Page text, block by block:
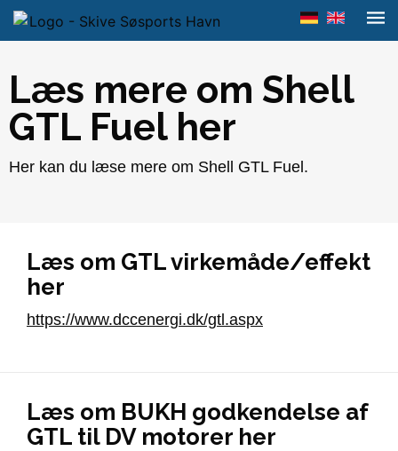
Læs mere om Shell
GTL Fuel her
Her kan du læse mere om Shell GTL Fuel.
Læs om GTL virkemåde/effekt
her
https://www.dccenergi.dk/gtl.aspx
Læs om BUKH godkendelse af
GTL til DV motorer her